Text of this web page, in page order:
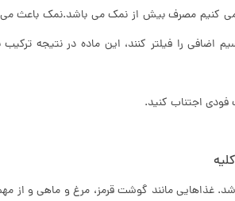
نمی کنیم مصرف بیش از نمک می باشد.نمک
اضافی را فیلتر کنند، این ماده در نتیجه ترکیب
اجتناب کنید.
غذاهایی مانند گوشت قرمز، مرغ و ماهی و از